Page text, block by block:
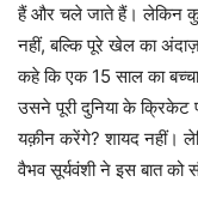
हैं और चले जाते हैं। लेकिन
नहीं, बल्कि पूरे खेल का
कहे कि एक 15 साल का
उसने पूरी दुनिया के क्रिकेट
यक़ीन करेंगे? शायद नहीं।
वैभव सूर्यवंशी ने इस बात को